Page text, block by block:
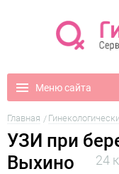
Меню сайта
Главная
УЗИ при
Выхино
24